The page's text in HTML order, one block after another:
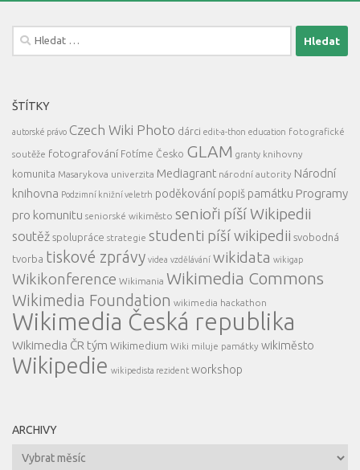
Vyhledávání
ŠTÍTKY
autorské právo Czech Wiki Photo dárci edit-a-thon education fotografické
soutěže fotografování Fotíme Česko GLAM granty knihovny
komunita Masarykova univerzita Mediagrant národní autority Národní
knihovna Podzimní knižní veletrh poděkování popiš památku Programy
pro komunitu seniorské wikiměsto senioři píší Wikipedii
soutěž spolupráce strategie studenti píší wikipedii svobodná
tvorba tiskové zprávy videa vzdělávání wikidata wikigap
Wikikonference Wikimania Wikimedia Commons
Wikimedia Foundation wikimedia hackathon
Wikimedia Česká republika
Wikimedia ČR tým Wikimedium Wiki miluje památky wikiměsto
Wikipedie wikipedista rezident workshop
ARCHIVY
Archivy